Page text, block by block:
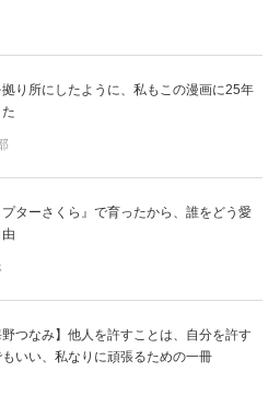
り所にしたように、私もこの漫画に25年
プターさくら』で育ったから、誰をどう愛
野つなみ】他人を許すことは、自分を許す
いい、私なりに頑張るための一冊